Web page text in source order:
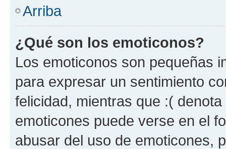
Arriba
¿Qué son los emoticonos?
Los emoticonos son pequeñas
para expresar un sentimiento
felicidad, mientras que :(
emoticones puede verse en el
abusar del uso de emoticones,